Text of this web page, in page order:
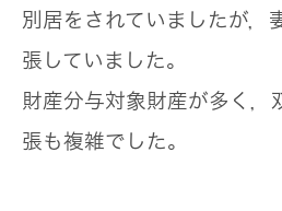
別居をされていましたが，
張していました。
財産分与対象財産が多く，
張も複雑でした。